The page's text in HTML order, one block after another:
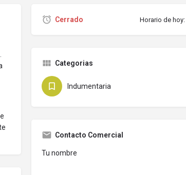
Cerrado Horario de hoy:
Categorias
Indumentaria
Contacto Comercial
Tu nombre